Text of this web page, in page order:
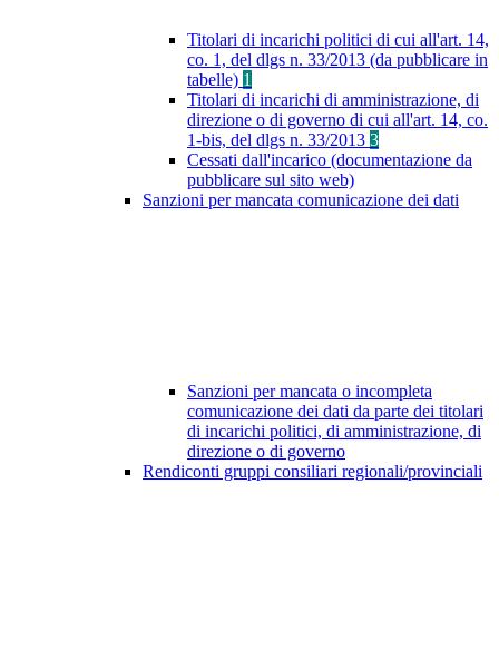
Titolari di incarichi politici di cui all'art. 14,
co. 1, del dlgs n. 33/2013 (da pubblicare in
tabelle) 1
Titolari di incarichi di amministrazione, di
direzione o di governo di cui all'art. 14, co.
1-bis, del dlgs n. 33/2013 3
Cessati dall'incarico (documentazione da
pubblicare sul sito web)
Sanzioni per mancata comunicazione dei dati
Sanzioni per mancata o incompleta
comunicazione dei dati da parte dei titolari
di incarichi politici, di amministrazione, di
direzione o di governo
Rendiconti gruppi consiliari regionali/provinciali